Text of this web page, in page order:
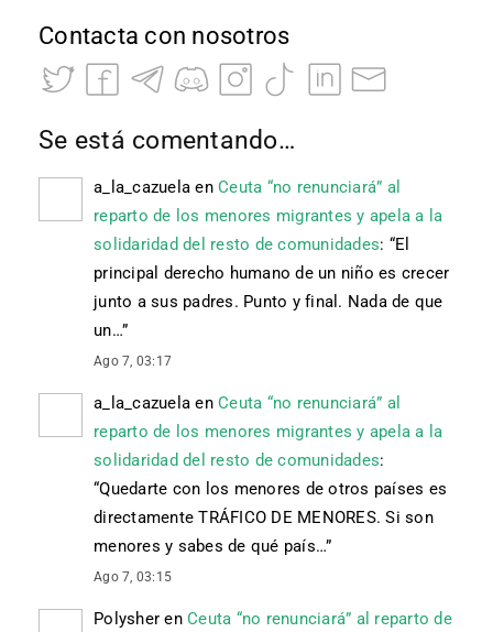
Contacta con nosotros
Se está comentando…
a_la_cazuela en Ceuta “no renunciará” al
reparto de los menores migrantes y apela a la
solidaridad del resto de comunidades: “El
principal derecho humano de un niño es crecer
junto a sus padres. Punto y final. Nada de que
un…”
Ago 7, 03:17
a_la_cazuela en Ceuta “no renunciará” al
reparto de los menores migrantes y apela a la
solidaridad del resto de comunidades:
“Quedarte con los menores de otros países es
directamente TRÁFICO DE MENORES. Si son
menores y sabes de qué país…”
Ago 7, 03:15
Polysher en Ceuta “no renunciará” al reparto de